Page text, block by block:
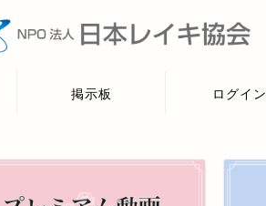
掲示板 ログイン